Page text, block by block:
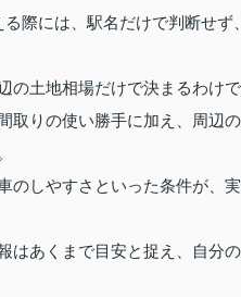
際には、駅名だけで判断せ
土地相場だけで決まるわけで
取りの使い勝手に加え、周辺
のしやすさといった条件が、
はあくまで目安と捉え、自分